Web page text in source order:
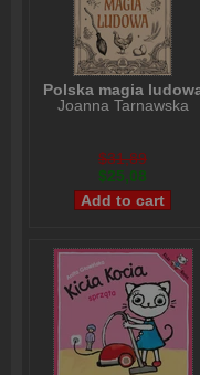
Polska magia
Joanna Tarnawska
$31,89
$25,08